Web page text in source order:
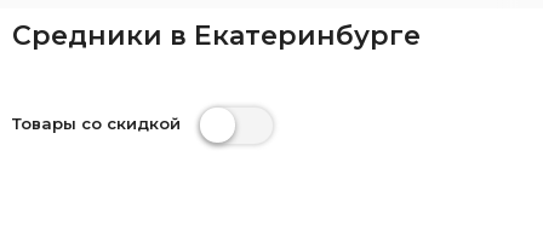
Средники в Екатеринбурге
Товары со скидкой